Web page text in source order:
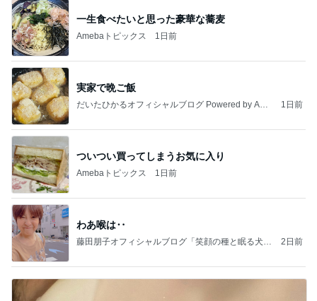
一生食べたいと思った豪華な蕎麦
Amebaトピックス 1日前
実家で晩ご飯
だいたひかるオフィシャルブログ Powered by Ame
1日前
ついつい買ってしまうお気に入り
Amebaトピックス 1日前
わあ喉は‥
藤田朋子オフィシャルブログ「笑顔の種と眠る犬」
2日前